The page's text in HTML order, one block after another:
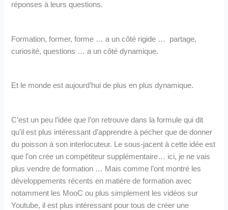
réponses à leurs questions.
Formation, former, forme … a un côté rigide … partage,
curiosité, questions … a un côté dynamique.
Et le monde est aujourd’hui de plus en plus dynamique.
C’est un peu l’idée que l’on retrouve dans la formule qui dit
qu’il est plus intéressant d’apprendre à pécher que de donner
du poisson à son interlocuteur. Le sous-jacent à cette idée est
que l’on crée un compétiteur supplémentaire… ici, je ne vais
plus vendre de formation … Mais comme l’ont montré les
développements récents en matière de formation avec
notamment les MooC ou plus simplement les vidéos sur
Youtube, il est plus intéressant pour tous de créer une